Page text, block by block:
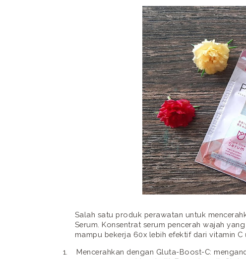
Salah satu produk perawatan untuk
Serum. Konsentrat serum pencerah wajah
mampu bekerja 60x lebih efektif dari vitamin
1.
Mencerahkan dengan Gluta-Boost-C: